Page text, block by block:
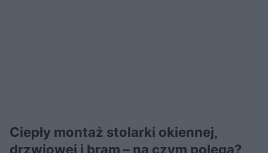
Ciepły montaż stolarki okiennej,
drzwiowej i bram – na czym polega?